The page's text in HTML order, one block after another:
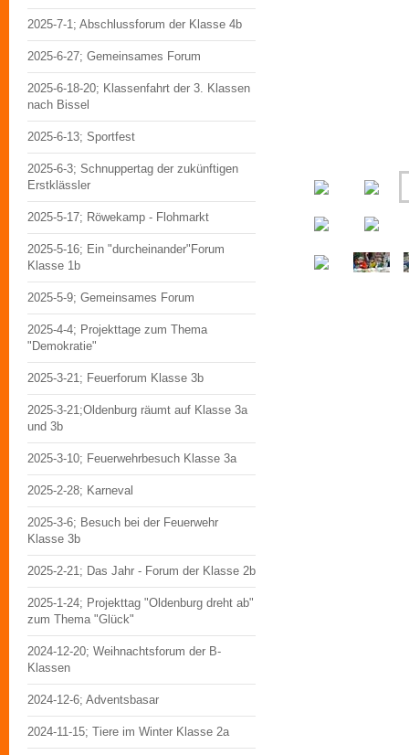
2025-7-1; Abschlussforum der Klasse 4b
2025-6-27; Gemeinsames Forum
2025-6-18-20; Klassenfahrt der 3. Klassen
nach Bissel
2025-6-13; Sportfest
2025-6-3; Schnuppertag der zukünftigen
Erstklässler
2025-5-17; Röwekamp - Flohmarkt
2025-5-16; Ein "durcheinander"Forum
Klasse 1b
2025-5-9; Gemeinsames Forum
2025-4-4; Projekttage zum Thema
"Demokratie"
2025-3-21; Feuerforum Klasse 3b
2025-3-21;Oldenburg räumt auf Klasse 3a
und 3b
2025-3-10; Feuerwehrbesuch Klasse 3a
2025-2-28; Karneval
2025-3-6; Besuch bei der Feuerwehr
Klasse 3b
2025-2-21; Das Jahr - Forum der Klasse 2b
2025-1-24; Projekttag "Oldenburg dreht ab"
zum Thema "Glück"
2024-12-20; Weihnachtsforum der B-
Klassen
2024-12-6; Adventsbasar
2024-11-15; Tiere im Winter Klasse 2a